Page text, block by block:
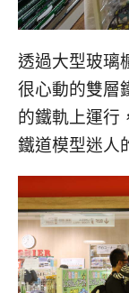
透過大型玻璃
很心動的雙層
的鐵軌上運行
鐵道模型迷人